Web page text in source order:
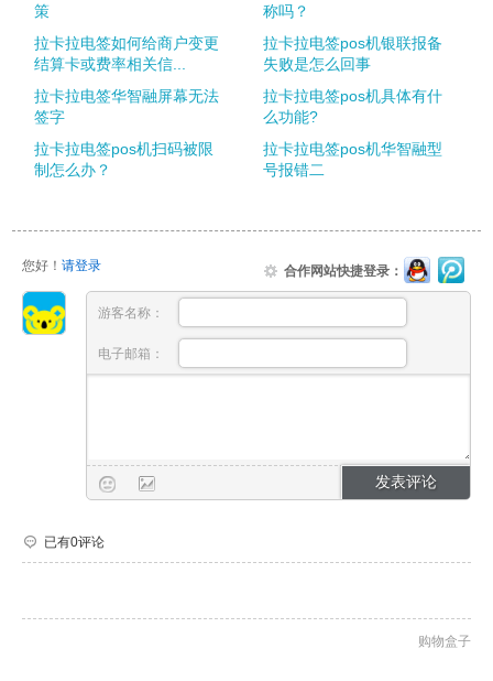
策
称吗？
拉卡拉电签如何给商户变更
结算卡或费率相关信...
拉卡拉电签pos机银联报备
失败是怎么回事
拉卡拉电签华智融屏幕无法
签字
拉卡拉电签pos机具体有什
么功能?
拉卡拉电签pos机扫码被限
制怎么办？
拉卡拉电签pos机华智融型
号报错二
您好！ 请登录 合作网站快捷登录：
游客名称：
电子邮箱：
已有0评论
购物盒子